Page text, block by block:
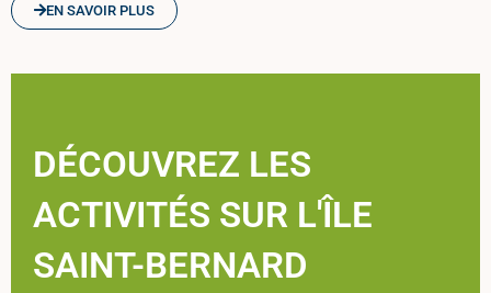
EN SAVOIR PLUS
DÉCOUVREZ LES
ACTIVITÉS SUR L'ÎLE
SAINT-BERNARD